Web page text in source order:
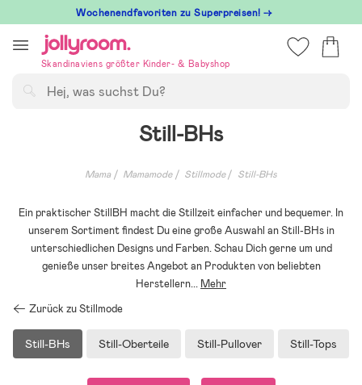
till
innehållet
Wochenendfavoriten zu Superpreisen! →
Skandinaviens größter Kinder- & Babyshop
Still-BHs
Mama Mamamode Stillmode Still-BHs
Ein praktischer StillBH macht die Stillzeit einfacher und bequemer. In
unserem Sortiment findest Du eine große Auswahl an Still-BHs in
unterschiedlichen Designs und Farben. Schau Dich gerne um und
genieße unser breites Angebot an Produkten von beliebten
Herstellern... Mehr
Zurück zu Stillmode
Still-BHs Still-Oberteile Still-Pullover Still-Tops